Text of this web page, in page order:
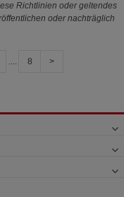
Richtlinien oder geltendes
oder nachträglich
.... 8 >